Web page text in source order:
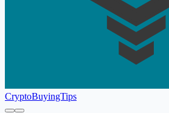
CryptoBuyingTips